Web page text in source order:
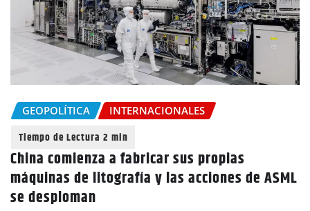
GEOPOLÍTICA INTERNACIONALES
China comienza a fabricar sus propias
máquinas de litografía y las acciones de ASML
se desploman